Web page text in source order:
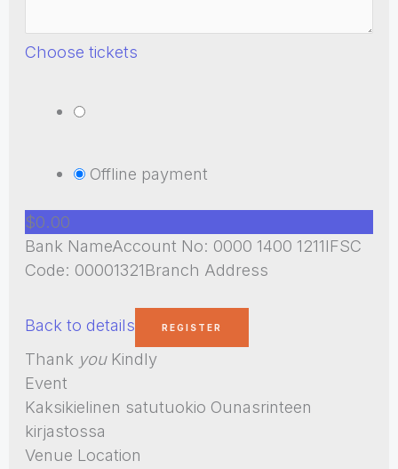
Choose tickets
Offline payment
$0.00
Bank NameAccount No: 0000 1400 1211IFSC
Code: 00001321Branch Address
Back to details
Thank youKindly
Event
Kaksikielinen satutuokio Ounasrinteen
kirjastossa
Venue Location